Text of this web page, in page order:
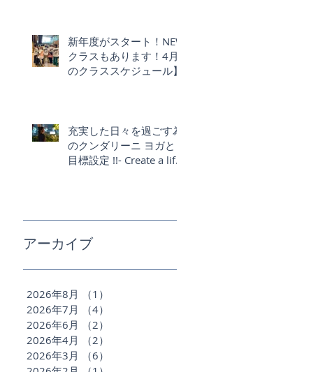
新年度がスタート！NEW
クラスもあります！4月
のクラススケジュール】
充実した日々を過ごす為
のクンダリーニ ヨガと
目標設定 !!- Create a life
アーカイブ
2026年8月 （1）
2026年7月
（4）
2026年6月
（2）
2026年4月
（2）
2026年3月
（6）